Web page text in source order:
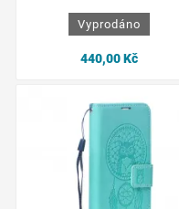
Vyprodáno
440,00 Kč